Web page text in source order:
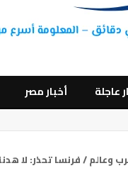
عاجلة أخبار مصر
وعالم/فرنسا تحذر: لا